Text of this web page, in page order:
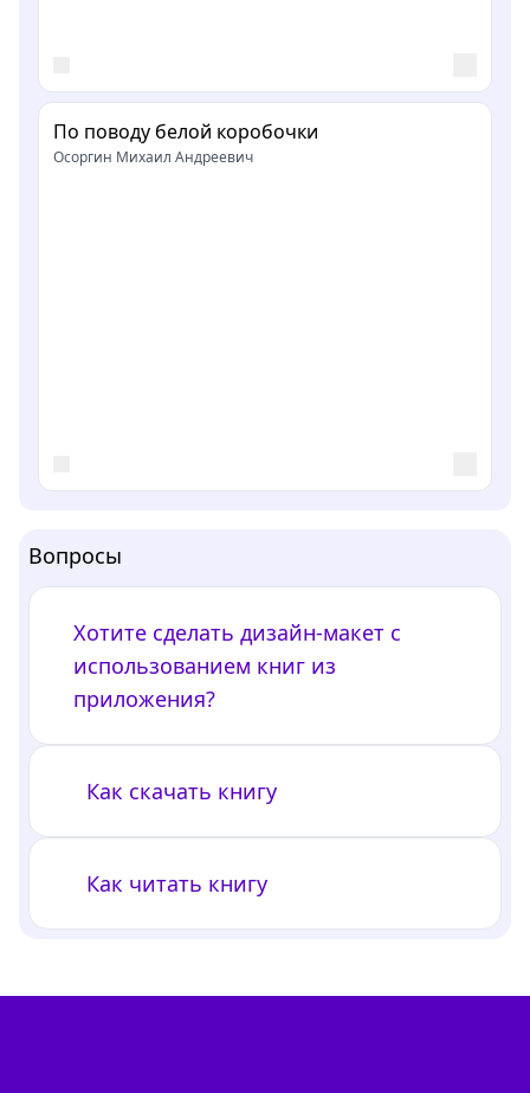
По поводу белой коробочки
Осоргин Михаил Андреевич
Вопросы
Хотите сделать дизайн-макет с
использованием книг из
приложения?
Как скачать книгу
Как читать книгу